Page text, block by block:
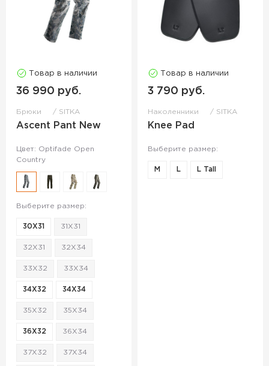
Товар в наличии
36 990 руб.
Брюки SITKA
Ascent Pant New
Цвет: Optifade Open
Country
Выберите размер:
30X31 31X31
32X31 32X34
33X32 33X34
34X32 34X34
35X32 35X34
36X32 36X34
37X32 37X34
Товар в наличии
3 790 руб.
Наколенники SITKA
Knee Pad
Выберите размер:
M L L Tall